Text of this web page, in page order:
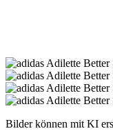
Bilder können mit KI